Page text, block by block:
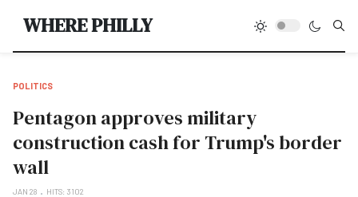
WHERE PHILLY
POLITICS
Pentagon approves military
construction cash for Trump's border
wall
JAN 28 HITS: 3102